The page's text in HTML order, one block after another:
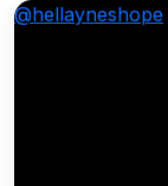
@hellayneshope